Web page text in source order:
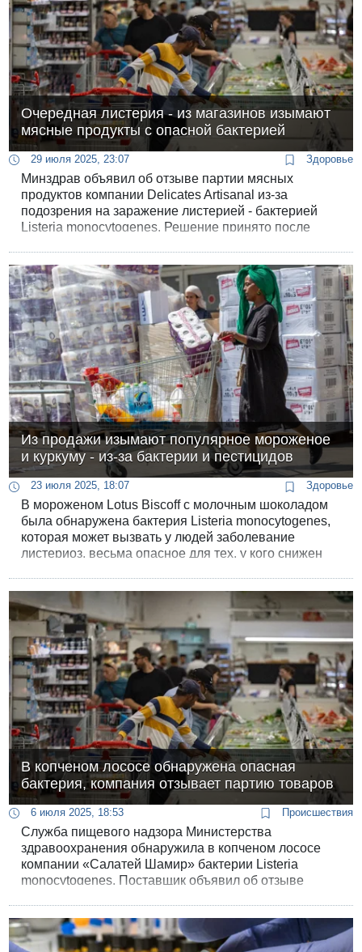
Очередная листерия - из магазинов изымают
мясные продукты с опасной бактерией
29 июля 2025, 23:07 Здоровье
Минздрав объявил об отзыве партии мясных
продуктов компании Delicates Artisanal из-за
подозрения на заражение листерией - бактерией
Listeria monocytogenes. Решение принято после
Из продажи изымают популярное мороженое
и куркуму - из-за бактерии и пестицидов
23 июля 2025, 18:07 Здоровье
В мороженом Lotus Biscoff с молочным шоколадом
была обнаружена бактерия Listeria monocytogenes,
которая может вызвать у людей заболевание
листериоз, весьма опасное для тех, у кого снижен
покрытом молочным шоколадом».
В копченом лососе обнаружена опасная
бактерия, компания отзывает партию товаров
6 июля 2025, 18:53 Происшествия
Служба пищевого надзора Министерства
здравоохранения обнаружила в копченом лососе
компании «Салатей Шамир» бактерии Listeria
monocytogenes. Поставщик объявил об отзыве
заражены.